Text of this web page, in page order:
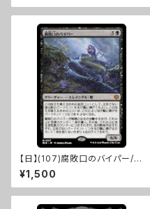
【日】(107)腐敗口のバイパー/R
ottenmouth Viper [BLB]
¥1,500